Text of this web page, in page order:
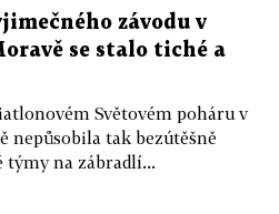
závodu v
se stalo tiché a
Světovém poháru v
nepůsobila tak bezútěšně
týmy na zábradlí...